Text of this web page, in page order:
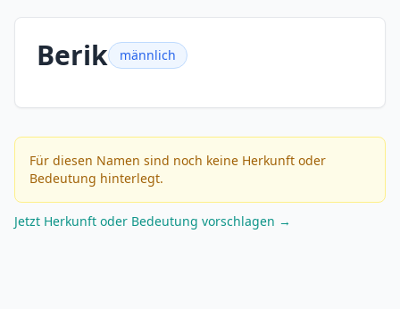
Berik männlich
Für diesen Namen sind noch keine Herkunft oder
Bedeutung hinterlegt.
Jetzt Herkunft oder Bedeutung vorschlagen →